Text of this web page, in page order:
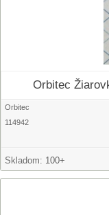
Orbitec
Orbitec
114942
Skladom: 100+